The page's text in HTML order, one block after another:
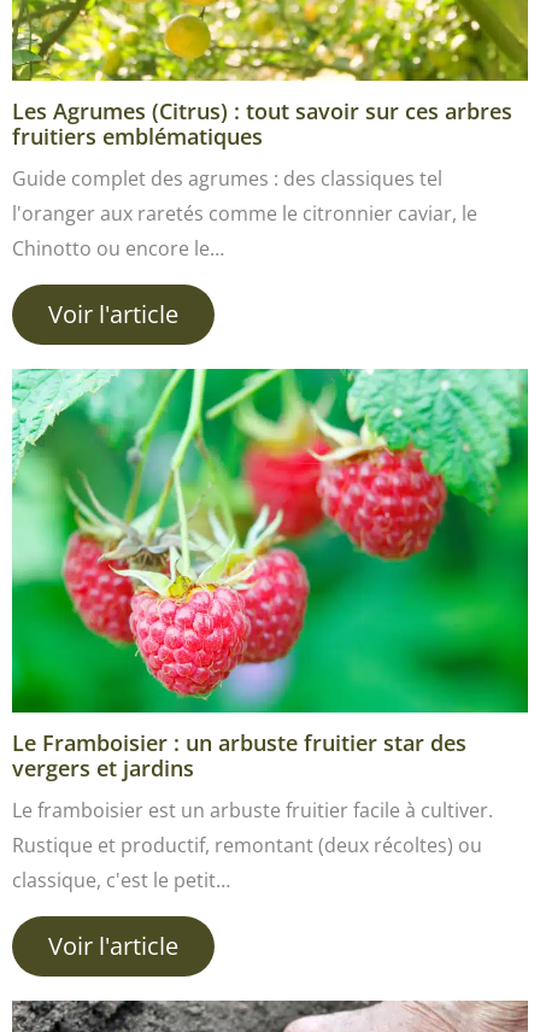
Les Agrumes (Citrus) : tout savoir sur ces arbres
fruitiers emblématiques
Guide complet des agrumes : des classiques tel
l'oranger aux raretés comme le citronnier caviar, le
Chinotto ou encore le…
Voir l'article
Le Framboisier : un arbuste fruitier star des
vergers et jardins
Le framboisier est un arbuste fruitier facile à cultiver.
Rustique et productif, remontant (deux récoltes) ou
classique, c'est le petit…
Voir l'article